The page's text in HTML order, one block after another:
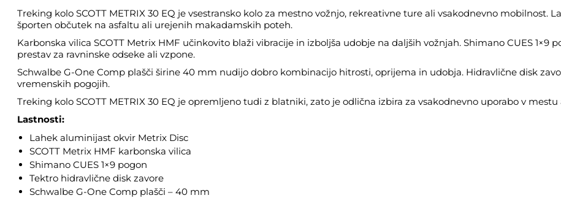
Treking kolo SCOTT METRIX 30 EQ je vsestransko kolo za mestno vožnjo, rekreativne ture ali vsakodnevno mobilnost.
športen občutek na asfaltu ali urejenih makadamskih poteh.
Karbonska vilica SCOTT Metrix HMF učinkovito blaži vibracije in izboljša udobje na daljših vožnjah. Shimano CUES 1×9
prestav za ravninske odseke ali vzpone.
Schwalbe G-One Comp plašči širine 40 mm nudijo dobro kombinacijo hitrosti, oprijema in udobja. Hidravlične disk
vremenskih pogojih.
Treking kolo SCOTT METRIX 30 EQ je opremljeno tudi z blatniki, zato je odlična izbira za vsakodnevno uporabo v
Lastnosti:
Lahek aluminijast okvir Metrix Disc
SCOTT Metrix HMF karbonska vilica
Shimano CUES 1×9 pogon
Tektro hidravlične disk zavore
Schwalbe G-One Comp plašči – 40 mm